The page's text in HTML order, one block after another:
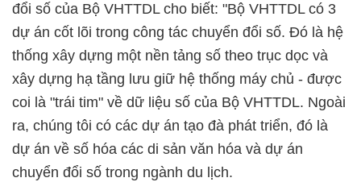
đổi số của Bộ VHTTDL cho biết: "Bộ VHTTDL có 3
dự án cốt lõi trong công tác chuyển đổi số. Đó là hệ
thống xây dựng một nền tảng số theo trục dọc và
xây dựng hạ tầng lưu giữ hệ thống máy chủ - được
coi là "trái tim" về dữ liệu số của Bộ VHTTDL. Ngoài
ra, chúng tôi có các dự án tạo đà phát triển, đó là
dự án về số hóa các di sản văn hóa và dự án
chuyển đổi số trong ngành du lịch.